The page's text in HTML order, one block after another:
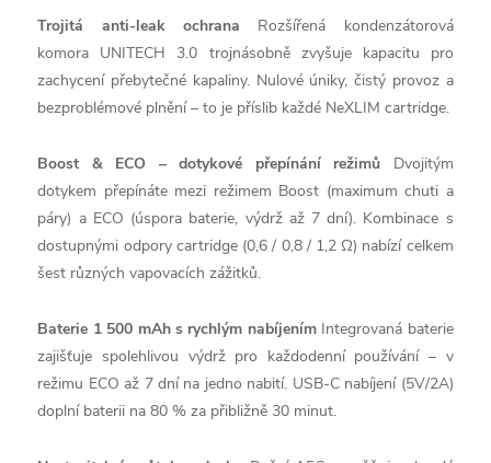
Trojitá anti-leak ochrana Rozšířená kondenzátorová
komora UNITECH 3.0 trojnásobně zvyšuje kapacitu pro
zachycení přebytečné kapaliny. Nulové úniky, čistý provoz a
bezproblémové plnění – to je příslib každé NeXLIM cartridge.
Boost & ECO – dotykové přepínání režimů Dvojitým
dotykem přepínáte mezi režimem Boost (maximum chuti a
páry) a ECO (úspora baterie, výdrž až 7 dní). Kombinace s
dostupnými odpory cartridge (0,6 / 0,8 / 1,2 Ω) nabízí celkem
šest různých vapovacích zážitků.
Baterie 1 500 mAh s rychlým nabíjenímIntegrovaná baterie
zajišťuje spolehlivou výdrž pro každodenní používání – v
režimu ECO až 7 dní na jedno nabití. USB-C nabíjení (5V/2A)
doplní baterii na 80 % za přibližně 30 minut.